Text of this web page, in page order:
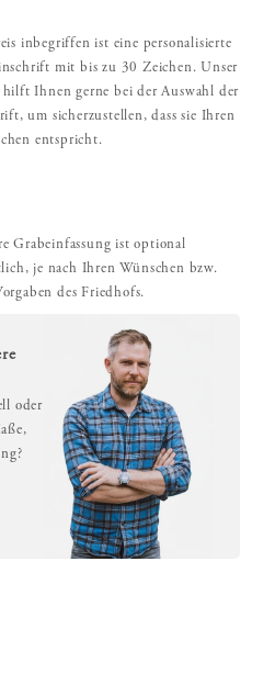
inbegriffen ist eine personalisierte
mit bis zu 30 Zeichen. Unser
hilft Ihnen gerne bei der Auswahl der
um sicherzustellen, dass sie Ihren
entspricht.
Grabeinfassung ist optional
je nach Ihren Wünschen bzw.
des Friedhofs.
oder